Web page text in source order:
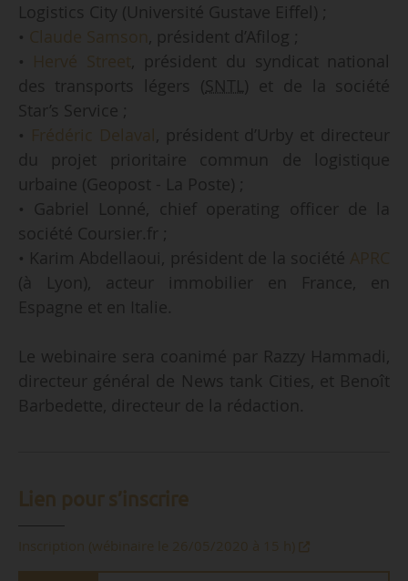
Logistics City (Université Gustave Eiffel) ;
•
, président d’Afilog ;
•
, président du syndicat national
des transports légers (SNTL) et de la société
Star’s Service ;
•
, président d’Urby et directeur
du projet prioritaire commun de logistique
urbaine (Geopost - La Poste) ;
• Gabriel Lonné, chief operating officer de la
société Coursier.fr ;
• Karim Abdellaoui, président de la société
(à Lyon), acteur immobilier en France, en
Espagne et en Italie.
Le webinaire sera coanimé par Razzy Hammadi,
directeur général de News tank Cities, et Benoît
Barbedette, directeur de la rédaction.